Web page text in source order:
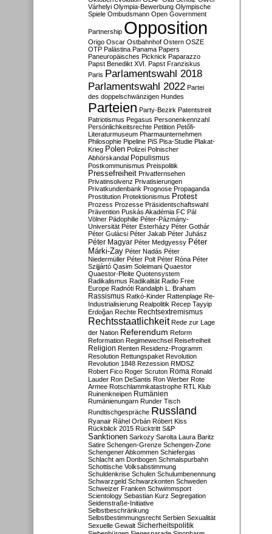
Várhelyi Olympia-Bewerbung Olympische
Spiele Ombudsmann Open Government
Partnership Opposition
Origo Oscar Ostbahnhof Ostern OSZE
OTP Palästina Panama Papers
Paneuropäisches Picknick Paparazzo
Papst Benedikt XVI. Papst Franziskus
Paris Parlamentswahl 2018
Parlamentswahl 2022 Partei
des doppelschwänzigen Hundes
Parteien Party-Bezirk Patentstreit
Patriotismus Pegasus Personenkennzahl
Persönlichkeitsrechte Petition Petőfi-
Literaturmuseum Pharmaunternehmen
Philosophie Pipeline PiS Pisa-Studie Plakat-
Krieg Polen Polizei Polnischer
Abhörskandal Populismus
Postkommunismus Preispolitik
Pressefreiheit Privatfernsehen
Privatinsolvenz Privatisierungen
Privatkundenbank Prognose Propaganda
Prostitution Protektionismus Protest
Prozess Prozesse Präsidentschaftswahl
Prävention Puskás Akadémia FC Pál
Völner Pädophilie Péter-Pázmány-
Universität Péter Esterházy Péter Gothár
Péter Gulácsi Péter Jakab Péter Juhász
Péter Magyar Péter Medgyessy Péter
Márki-Zay Péter Nadás Péter
Niedermüller Péter Polt Péter Róna Péter
Szijjártó Qasim Soleimani Quaestor
Quaestor-Pleite Quotensystem
Radikalismus Radikalität Radio Free
Europe Radnóti Randalph L. Braham
Rassismus Ratkó-Kinder Rattenplage Re-
Industrialisierung Realpolitik Recep Tayyip
Erdoğan Rechte Rechtsextremismus
Rechtsstaatlichkeit Rede zur Lage
der Nation Referendum Reform
Reformation Regimewechsel Reisefreiheit
Religion Renten Residenz-Programm
Resolution Rettungspaket Revolution
Revolution 1848 Rezession RMDSZ
Robert Fico Roger Scruton Roma Ronald
Lauder Ron DeSantis Ron Werber Rote
Armee Rotschlammkatastrophe RTL Klub
Ruinenkneipen Rumänien
Rumänienungarn Runder Tisch
Rundtischgespräche Russland
Ryanair Ráhel Orbán Róbert Kiss
Rückblick 2015 Rücktritt S&P
Sanktionen Sarkozy Sarolta Laura Baritz
Satire Schengen-Grenze Schengen-Zone
Schengener Abkommen Schiefergas
Schlacht am Donbogen Schmalspurbahn
Schottische Volksabstimmung
Schuldenkrise Schulen Schulumbenennung
Schwarzgeld Schwarzkonten Schweden
Schweizer Franken Schwimmsport
Scientology Sebastian Kurz Segregation
Seidenstraße-Initiative
Selbstbeschränkung
Selbstbestimmungsrecht Serbien Sexualität
Sexuelle Gewalt Sicherheitspolitik